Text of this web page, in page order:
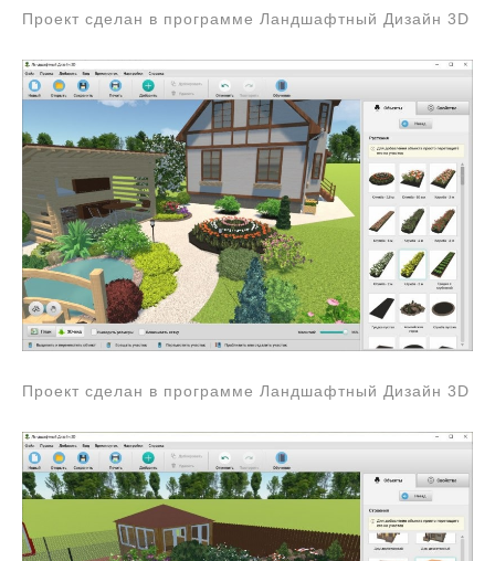
Проект сделан в программе Ландшафтный Дизайн 3D
Проект сделан в программе Ландшафтный Дизайн 3D